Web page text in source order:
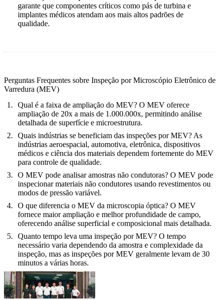
garante que componentes críticos como pás de turbina e
implantes médicos atendam aos mais altos padrões de
qualidade.
Perguntas Frequentes sobre Inspeção por Microscópio Eletrônico de
Varredura (MEV)
Qual é a faixa de ampliação do MEV? O MEV oferece
ampliação de 20x a mais de 1.000.000x, permitindo análise
detalhada de superfície e microestrutura.
Quais indústrias se beneficiam das inspeções por MEV? As
indústrias aeroespacial, automotiva, eletrônica, dispositivos
médicos e ciência dos materiais dependem fortemente do MEV
para controle de qualidade.
O MEV pode analisar amostras não condutoras? O MEV pode
inspecionar materiais não condutores usando revestimentos ou
modos de pressão variável.
O que diferencia o MEV da microscopia óptica? O MEV
fornece maior ampliação e melhor profundidade de campo,
oferecendo análise superficial e composicional mais detalhada.
Quanto tempo leva uma inspeção por MEV? O tempo
necessário varia dependendo da amostra e complexidade da
inspeção, mas as inspeções por MEV geralmente levam de 30
minutos a várias horas.